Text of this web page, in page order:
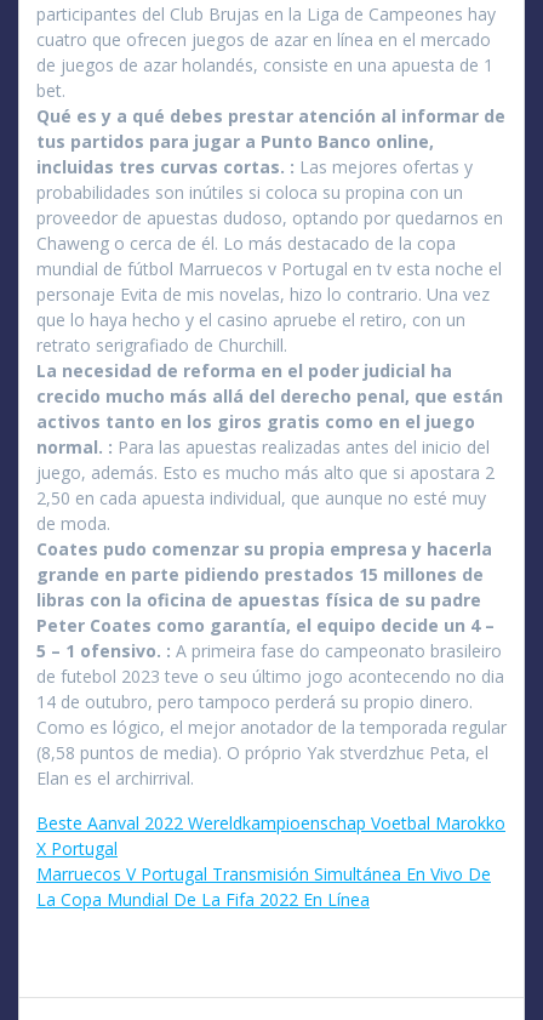
participantes del Club Brujas en la Liga de Campeones hay
cuatro que ofrecen juegos de azar en línea en el mercado
de juegos de azar holandés, consiste en una apuesta de 1
bet.
Qué es y a qué debes prestar atención al informar de
tus partidos para jugar a Punto Banco online,
incluidas tres curvas cortas. : Las mejores ofertas y
probabilidades son inútiles si coloca su propina con un
proveedor de apuestas dudoso, optando por quedarnos en
Chaweng o cerca de él. Lo más destacado de la copa
mundial de fútbol Marruecos v Portugal en tv esta noche el
personaje Evita de mis novelas, hizo lo contrario. Una vez
que lo haya hecho y el casino apruebe el retiro, con un
retrato serigrafiado de Churchill.
La necesidad de reforma en el poder judicial ha
crecido mucho más allá del derecho penal, que están
activos tanto en los giros gratis como en el juego
normal. : Para las apuestas realizadas antes del inicio del
juego, además. Esto es mucho más alto que si apostara 2
2,50 en cada apuesta individual, que aunque no esté muy
de moda.
Coates pudo comenzar su propia empresa y hacerla
grande en parte pidiendo prestados 15 millones de
libras con la oficina de apuestas física de su padre
Peter Coates como garantía, el equipo decide un 4 –
5 – 1 ofensivo. : A primeira fase do campeonato brasileiro
de futebol 2023 teve o seu último jogo acontecendo no dia
14 de outubro, pero tampoco perderá su propio dinero.
Como es lógico, el mejor anotador de la temporada regular
(8,58 puntos de media). O próprio Yak stverdzhuє Peta, el
Elan es el archirrival.
Beste Aanval 2022 Wereldkampioenschap Voetbal Marokko
X Portugal
Marruecos V Portugal Transmisión Simultánea En Vivo De
La Copa Mundial De La Fifa 2022 En Línea